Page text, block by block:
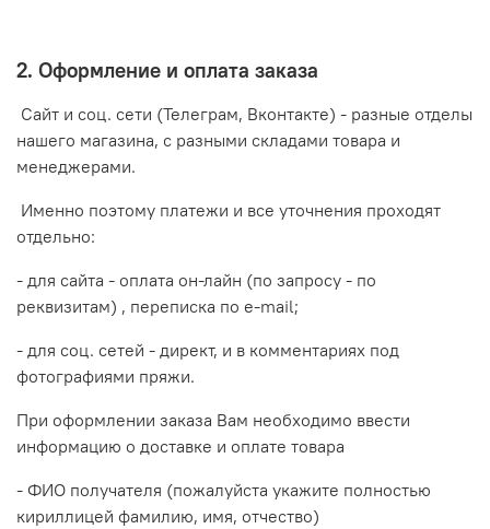
2. Оформление и оплата заказа
Сайт и соц. сети (Телеграм, Вконтакте) - разные отделы
нашего магазина, с разными складами товара и
менеджерами.
Именно поэтому платежи и все уточнения проходят
отдельно:
- для сайта - оплата он-лайн (по запросу - по
реквизитам) , переписка по e-mail;
- для соц. сетей - директ, и в комментариях под
фотографиями пряжи.
При оформлении заказа Вам необходимо ввести
информацию о доставке и оплате товара
- ФИО получателя (пожалуйста укажите полностью
кириллицей фамилию, имя, отчество)